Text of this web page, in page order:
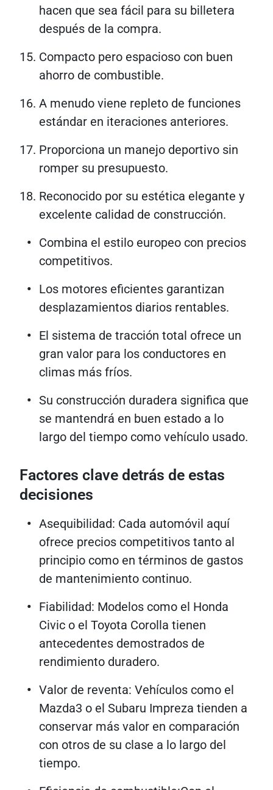
hacen que sea fácil para su billetera
después de la compra.
Compacto pero espacioso con buen
ahorro de combustible.
A menudo viene repleto de funciones
estándar en iteraciones anteriores.
Proporciona un manejo deportivo sin
romper su presupuesto.
Reconocido por su estética elegante y
excelente calidad de construcción.
Combina el estilo europeo con precios
competitivos.
Los motores eficientes garantizan
desplazamientos diarios rentables.
El sistema de tracción total ofrece un
gran valor para los conductores en
climas más fríos.
Su construcción duradera significa que
se mantendrá en buen estado a lo
largo del tiempo como vehículo usado.
Factores clave detrás de estas
decisiones
Asequibilidad: Cada automóvil aquí
ofrece precios competitivos tanto al
principio como en términos de gastos
de mantenimiento continuo.
Fiabilidad: Modelos como el Honda
Civic o el Toyota Corolla tienen
antecedentes demostrados de
rendimiento duradero.
Valor de reventa: Vehículos como el
Mazda3 o el Subaru Impreza tienden a
conservar más valor en comparación
con otros de su clase a lo largo del
tiempo.